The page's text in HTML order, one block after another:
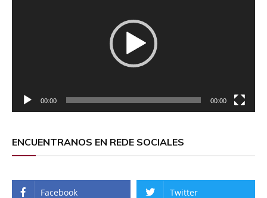
00:00 00:00
ENCUENTRANOS EN REDE SOCIALES
Facebook Twitter